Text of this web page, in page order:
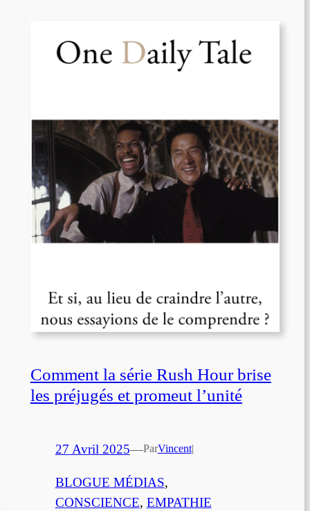
Comment la série Rush Hour brise
les préjugés et promeut l’unité
27 Avril 2025—ParVincent|
BLOGUE MÉDIAS
CONSCIENCE, EMPATHIE